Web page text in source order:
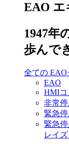
EAO エ
1947年
歩んで
全ての
EAO
HMIコ
非常
緊急
緊急
レイ